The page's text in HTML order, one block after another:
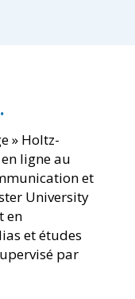
» Holtz-
ligne au
et
University
en
et études
par